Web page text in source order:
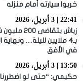
خربوا سيارته أمام منزله
22:41 | 3 أبريل، 2026
زياش
بـ4 ملايين لليلة…
في الأفق
13:50 | 3 أبريل، 2026
حكيمي: “حتى لو اضطررنا